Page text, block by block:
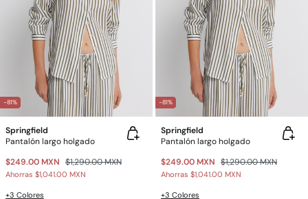
-81%
Springfield
Pantalón largo holgado
$249.00 MXN $1,290.00 MXN
Ahorras $1,041.00 MXN
+3 Colores
-81%
Springfield
Pantalón largo holgado
$249.00 MXN $1,290.00 MXN
Ahorras $1,041.00 MXN
+3 Colores